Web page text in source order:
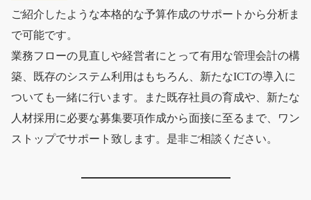
ご紹介したような本格的な予算作成のサポートから分析ま
で可能です。
業務フローの見直しや経営者にとって有用な管理会計の構
築、既存のシステム利用はもちろん、新たなICTの導入に
ついても一緒に行います。また既存社員の育成や、新たな
人材採用に必要な募集要項作成から面接に至るまで、ワン
ストップでサポート致します。是非ご相談ください。